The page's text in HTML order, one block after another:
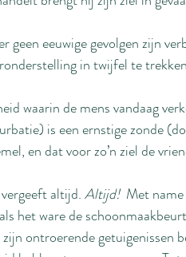
geen eeuwige gevolgen zijn
in twijfel te
waarin de mens vandaag
is een ernstige zonde
en dat voor zo’n ziel de
altijd. Altijd! Met
het ware de
ontroerende getuigenissen